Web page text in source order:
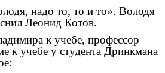
надо то, то и то». Володя
Леонид Котов.
к учебе, профессор
к учебе у студента Дринкмана